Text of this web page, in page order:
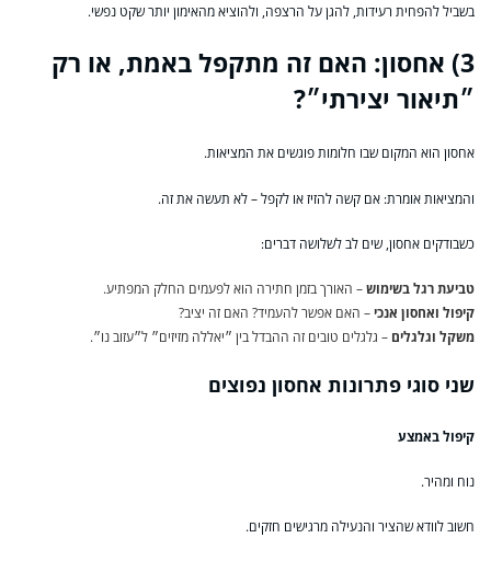
בשביל להפחית רעידות, להגן על הרצפה, ולהוציא מהאימון יותר שקט נפשי.
3) אחסון: האם זה מתקפל באמת, או רק
״תיאור יצירתי״?
אחסון הוא המקום שבו חלומות פוגשים את המציאות.
והמציאות אומרת: אם קשה להזיז או לקפל – לא תעשה את זה.
כשבודקים אחסון, שים לב לשלושה דברים:
טביעת רגל בשימוש– האורך בזמן חתירה הוא לפעמים החלק המפתיע.
קיפול ואחסון אנכי– האם אפשר להעמיד? האם זה יציב?
משקל וגלגלים – גלגלים טובים זה ההבדל בין ״יאללה מזיזים״ ל״עזוב נו״.
שני סוגי פתרונות אחסון נפוצים
קיפול באמצע
נוח ומהיר.
חשוב לוודא שהציר והנעילה מרגישים חזקים.